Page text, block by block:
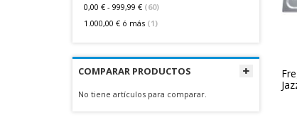
0,00 € - 999,99 € (60)
1.000,00 € ó más (1)
COMPARAR PRODUCTOS
No tiene artículos para comparar.